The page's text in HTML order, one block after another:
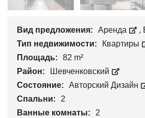
Вид предложения: Аренда ,
Тип недвижимости:
Квартиры
Площадь:
82 m²
Район:
Шевченковский
Состояние:
Авторский Дизайн
Спальни:
2
Ванные комнаты:
2